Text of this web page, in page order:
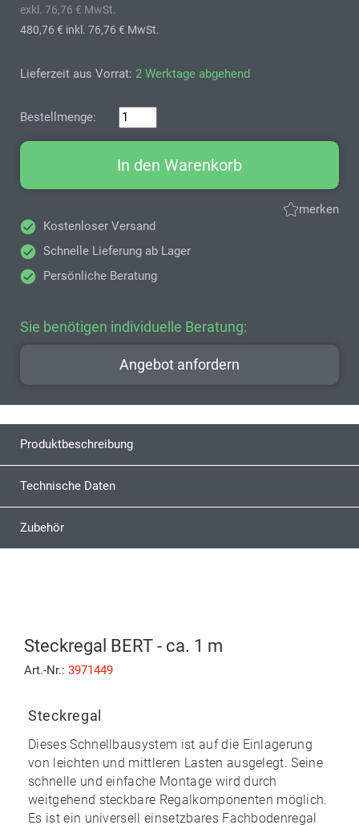
exkl. 76,76 € MwSt.
480,76 € inkl. 76,76 € MwSt.
Lieferzeit aus Vorrat: 2 Werktage abgehend
Bestellmenge:
In den Warenkorb
merken
Kostenloser Versand
Schnelle Lieferung ab Lager
Persönliche Beratung
Sie benötigen individuelle Beratung:
Angebot anfordern
Produktbeschreibung
Technische Daten
Zubehör
Steckregal BERT - ca. 1 m
Art.-Nr.: 3971449
Steckregal
Dieses Schnellbausystem ist auf die Einlagerung
von leichten und mittleren Lasten ausgelegt. Seine
schnelle und einfache Montage wird durch
weitgehend steckbare Regalkomponenten möglich.
Es ist ein universell einsetzbares Fachbodenregal